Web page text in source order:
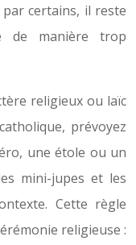
certains, il reste
de manière trop
religieux ou laïc
prévoyez
une étole ou un
mini-jupes et les
Cette règle
religieuse :